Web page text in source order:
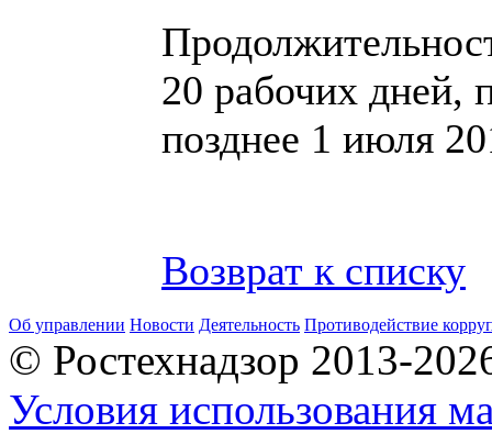
20 рабочих дней,
позднее 1 июля
Возврат к списку
Об управлении Новости Деятельность Противодействие
© Ростехнадзор 2013-
Условия использования